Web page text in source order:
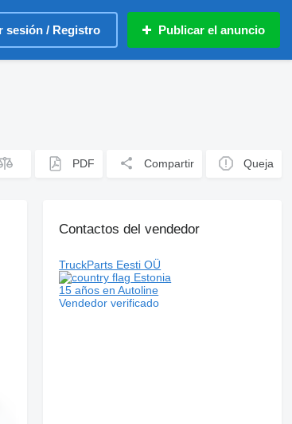
sesión / Registro Publicar el anuncio
PDF Compartir Queja
Contactos del vendedor
TruckParts Eesti OÜ
Estonia
15 años en Autoline
Vendedor verificado